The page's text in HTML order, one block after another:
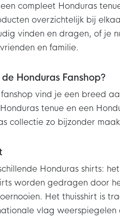
compleet Honduras
overzichtelijk bij
vinden en dragen, of je
en familie.
Honduras Fanshop?
vind je een breed
tenue en een
collectie zo bijzonder
Honduras shirts:
worden gedragen door
Het thuisshirt is
vlag